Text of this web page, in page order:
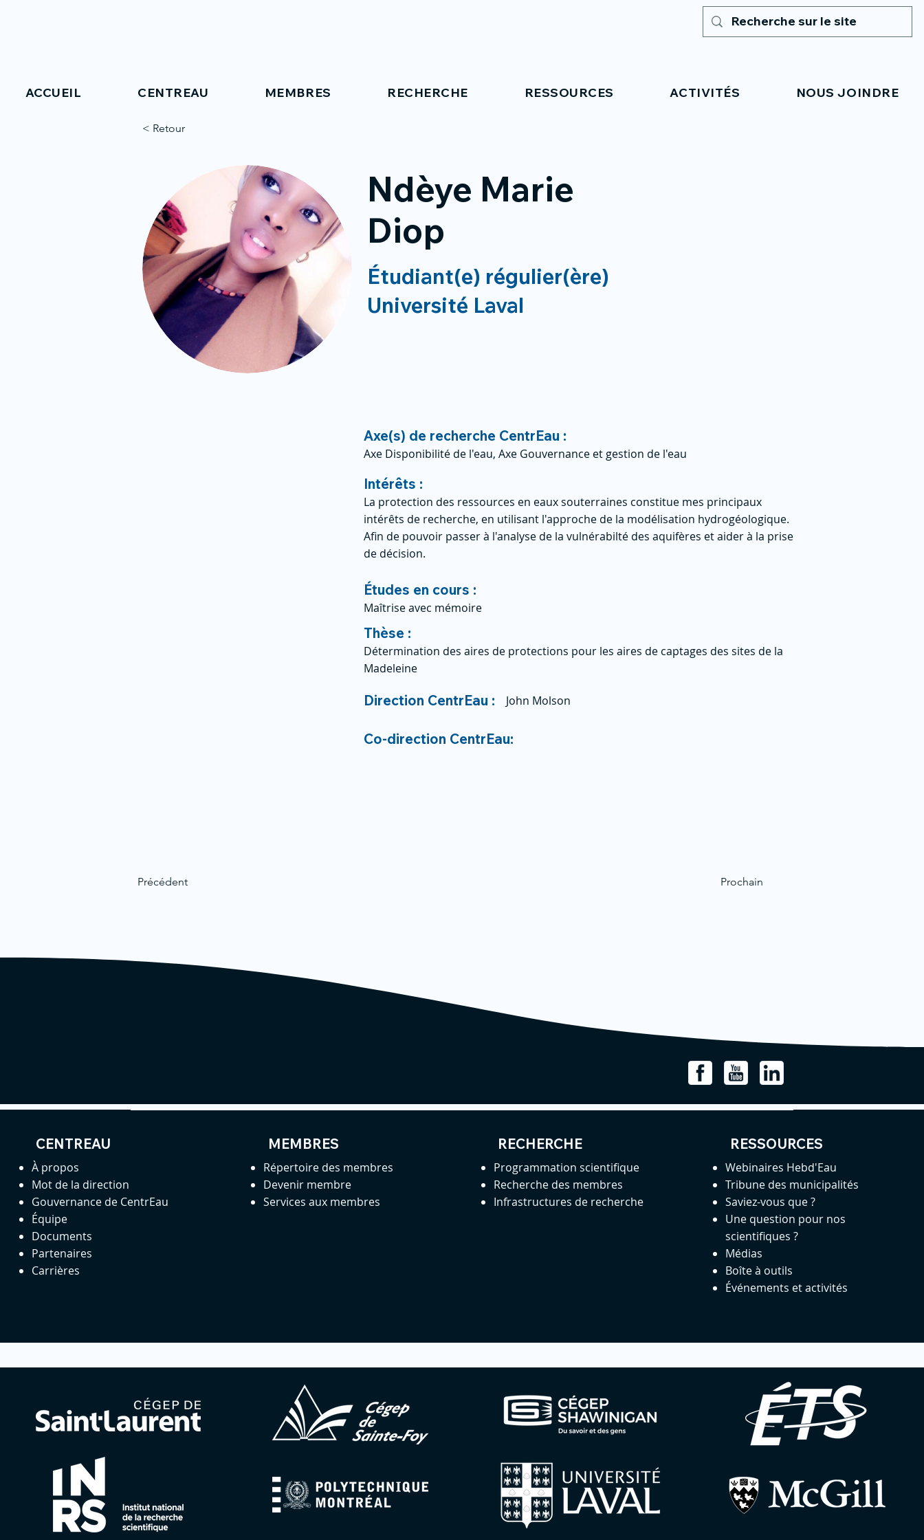
ACCUEIL CENTREAU MEMBRES RECHERCHE RESSOURCES ACTIVITÉS NOUS JOINDRE
< Retour
Ndèye Marie
Diop
Étudiant(e) régulier(ère)
Université Laval
Axe(s) de recherche CentrEau :
Axe Disponibilité de l'eau, Axe Gouvernance et gestion de l'eau
Intérêts :
La protection des ressources en eaux souterraines constitue mes principaux
intérêts de recherche, en utilisant l'approche de la modélisation hydrogéologique.
Afin de pouvoir passer à l'analyse de la vulnérabilté des aquifères et aider à la prise
de décision.
Études en cours :
Maîtrise avec mémoire
Thèse :
Détermination des aires de protections pour les aires de captages des sites de la
Madeleine
Précédent
Direction CentrEau : John Molson
Co-direction CentrEau:
Prochain
CENTREAU
À propos
Mot de la direction
Gouvernance de CentrEau
Équipe
Documents
Partenaires
Carrières
MEMBRES
Répertoire des membres
Devenir membre
Services aux membres
RECHERCHE
Programmation scientifique
Recherche des membres
Infrastructures de recherche
RESSOURCES
Webinaires Hebd'Eau
Tribune des municipalités
Saviez-vous que ?
Une question pour nos
scientifiques ?
Médias
Boîte à outils
Événements et activités